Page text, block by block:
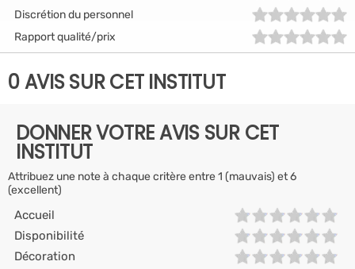
Discrétion du personnel
Rapport qualité/prix
0 AVIS SUR CET INSTITUT
DONNER VOTRE AVIS SUR CET
INSTITUT
Attribuez une note à chaque critère entre 1 (mauvais) et 6
(excellent)
Accueil
Disponibilité
Décoration